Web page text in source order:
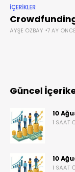
İÇERIKLER
AYŞE ÖZBAY 7 AY ÖNCE
Güncel
10
1 SAAT
10
1 SAAT